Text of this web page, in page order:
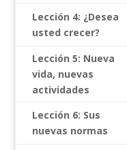
Lección 4: ¿Desea
usted crecer?
Lección 5: Nueva
vida, nuevas
actividades
Lección 6: Sus
nuevas normas